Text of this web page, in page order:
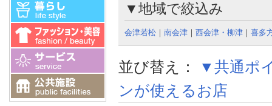
▼地域で絞込み
会津若松 ｜ 南会津 ｜ 西会津・柳津 ｜ 喜多
並び替え：
▼共通ポ
ンが使えるお店